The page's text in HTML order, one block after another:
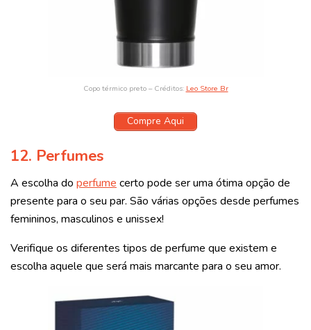
Copo térmico preto – Créditos: Leo Store Br
Compre Aqui
12. Perfumes
A escolha do perfume certo pode ser uma ótima opção de
presente para o seu par. São várias opções desde perfumes
femininos, masculinos e unissex!
Verifique os diferentes tipos de perfume que existem e
escolha aquele que será mais marcante para o seu amor.